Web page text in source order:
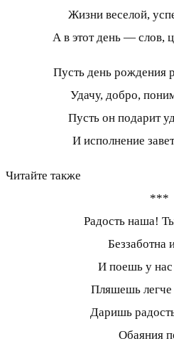
Жизни веселой,
А в этот день — слов,
Пусть день рождения
Удачу, добро,
Пусть он подарит
И исполнение
Читайте также
***
Радость наша!
Беззаботна
И поешь у нас
Пляшешь легче
Даришь
Обаяния